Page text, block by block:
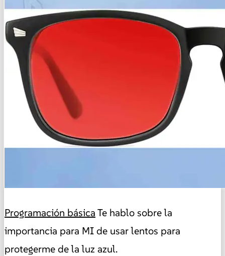
Programación básicaTe hablo sobre la
importancia para MI de usar lentos para
protegerme de la luz azul.